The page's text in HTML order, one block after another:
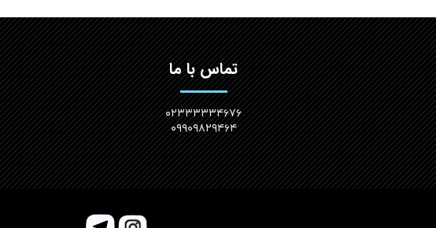
تماس با ما
۰۲۳۳۳۳۳۴۶۷۶
۰۹۹۰۹۸۲۹۴۶۴